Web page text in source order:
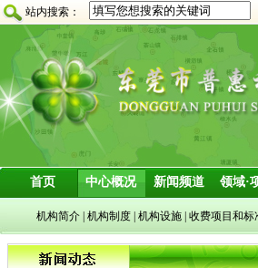
站内搜索：
首页 中心概况 新闻频道 领域·
机构简介 机构制度 机构设施 收费项目和标